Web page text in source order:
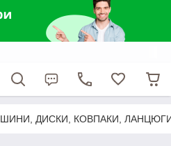
ШИНИ, ДИСКИ, КОВПАКИ,